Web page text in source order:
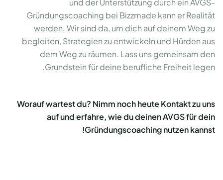
und der Unterstützung durch ein AVGS-
Gründungscoaching bei Bizzmade kann er Realität
werden. Wir sind da, um dich auf deinem Weg zu
begleiten, Strategien zu entwickeln und Hürden aus
dem Weg zu räumen. Lass uns gemeinsam den
Grundstein für deine berufliche Freiheit legen.
Worauf wartest du? Nimm noch heute Kontakt zu uns
auf und erfahre, wie du deinen AVGS für dein
Gründungscoaching nutzen kannst!